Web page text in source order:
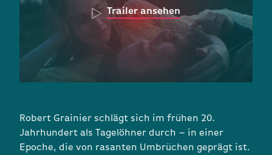
Trailer ansehen
Robert Grainier schlägt sich im frühen 20.
Jahrhundert als Tagelöhner durch – in einer
Epoche, die von rasanten Umbrüchen geprägt ist.